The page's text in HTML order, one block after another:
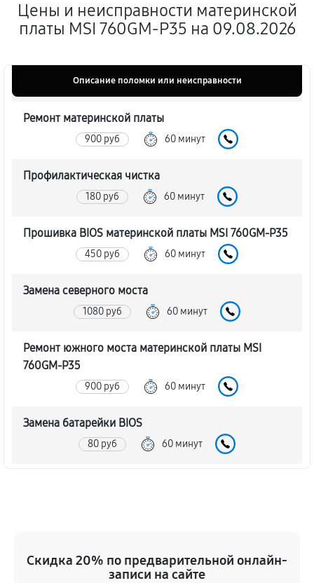
Цены и неисправности материнской
платы MSI 760GM-P35 на 09.08.2026
Описание поломки или неисправности
Ремонт материнской платы
900 руб 60 минут
Профилактическая чистка
180 руб 60 минут
Прошивка BIOS материнской платы MSI 760GM-P35
450 руб 60 минут
Замена северного моста
1080 руб 60 минут
Ремонт южного моста материнской платы MSI
760GM-P35
900 руб 60 минут
Замена батарейки BIOS
80 руб 60 минут
Скидка 20% по предварительной онлайн-
записи на сайте